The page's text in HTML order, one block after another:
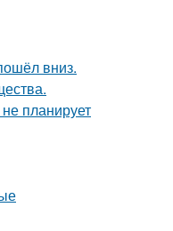
вниз.
планирует